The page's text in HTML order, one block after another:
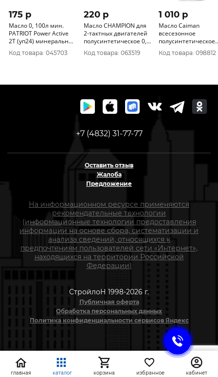
175 p
Масло 0, 100л мин.
PATRIOT Power Active
2Т (уп24) минеральное
850030633
Код товара: 045703
220 p
Масло CHAMPION для
2-тактных двигателей
полусинтетическое 0,
1л. JASO FD 952840
Код товара: 063519
1 010 p
Масло Caiman
всесезонное
полусинтетическое
для 4-тактных
двигателей
Код товара: 098812
+7 (4832) 31-77-77
Оставить отзыв
Жалоба
Предложение
На информационном ресурсе применяются
рекомендательные технологии
(информационные технологии предоставления
информации на основе сбора, систематизации и
анализа сведений, относящихся к
предпочтениям пользователей сети «Интернет»,
находящихся на территории Российской
Федерации)
СтройлоН 1998-2026 г.
Публичная оферта
Обработка персональных данных
Политика конфиденциальности сервисов Яндекс
главная каталог корзина избранное кабинет